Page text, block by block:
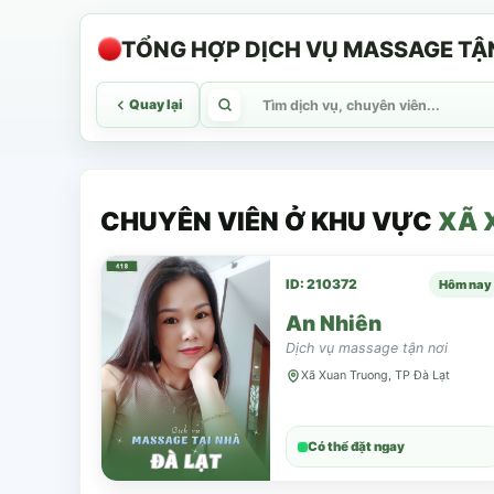
TỔNG HỢP DỊCH VỤ MASSAGE
Quay lại
CHUYÊN VIÊN Ở KHU VỰC XÃ
ID: 210372 Hôm nay
An Nhiên
Dịch vụ massage tận nơi
Xã Xuan Truong, TP Đà Lạt
Có thể đặt ngay